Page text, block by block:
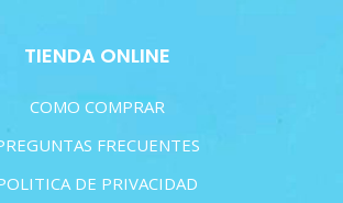
TIENDA ONLINE
COMO COMPRAR
FRECUENTES
DE PRIVACIDAD